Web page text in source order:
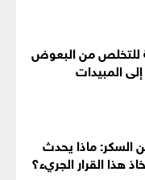
للتخلص من البعوض
المبيدات
السكر: ماذا يحدث
هذا القرار الجريء؟